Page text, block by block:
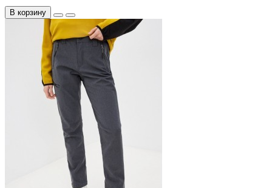
В корзину